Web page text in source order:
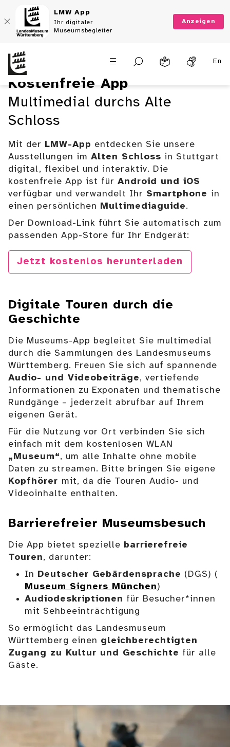
LMW App
Ihr digitaler
Museumsbegleiter
Anzeigen
En
LMW-App
Geschichte multimedial
erleben
Kostenfreie App
Multimedial durchs Alte
Schloss
Mit der LMW-App entdecken Sie unsere
Ausstellungen im Alten Schloss in Stuttgart
digital, flexibel und interaktiv. Die
kostenfreie App ist für Android und iOS
verfügbar und verwandelt Ihr Smartphone in
einen persönlichen Multimediaguide.
Der Download-Link führt Sie automatisch zum
passenden App-Store für Ihr Endgerät:
Jetzt kostenlos herunterladen
Digitale Touren durch die
Geschichte
Die Museums-App begleitet Sie multimedial
durch die Sammlungen des Landesmuseums
Württemberg. Freuen Sie sich auf spannende
Audio- und Videobeiträge, vertiefende
Informationen zu Exponaten und thematische
Rundgänge – jederzeit abrufbar auf Ihrem
eigenen Gerät.
Für die Nutzung vor Ort verbinden Sie sich
einfach mit dem kostenlosen WLAN
„Museum“, um alle Inhalte ohne mobile
Daten zu streamen. Bitte bringen Sie eigene
Kopfhörer mit, da die Touren Audio- und
Videoinhalte enthalten.
Barrierefreier Museumsbesuch
Die App bietet spezielle barrierefreie
Touren, darunter:
In Deutscher Gebärdensprache (DGS) (
Museum Signers München)
Audiodeskriptionen für Besucher*innen
mit Sehbeeinträchtigung
So ermöglicht das Landesmuseum
Württemberg einen gleichberechtigten
Zugang zu Kultur und Geschichte für alle
Gäste.